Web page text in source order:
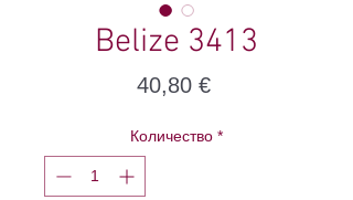
Belize 3413
40,80 €Цена
Количество *